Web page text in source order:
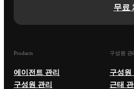
무료
Products
에이전트 관리
구성원 관리
구성원 관
구성원
근태